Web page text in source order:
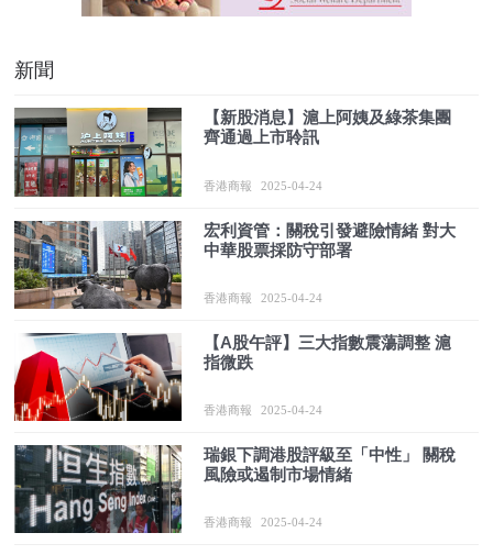
新聞
【新股消息】滬上阿姨及綠茶集團
齊通過上市聆訊
香港商報 2025-04-24
宏利資管：關稅引發避險情緒 對大
中華股票採防守部署
香港商報 2025-04-24
【A股午評】三大指數震蕩調整 滬
指微跌
香港商報 2025-04-24
瑞銀下調港股評級至「中性」 關稅
風險或遏制市場情緒
香港商報 2025-04-24